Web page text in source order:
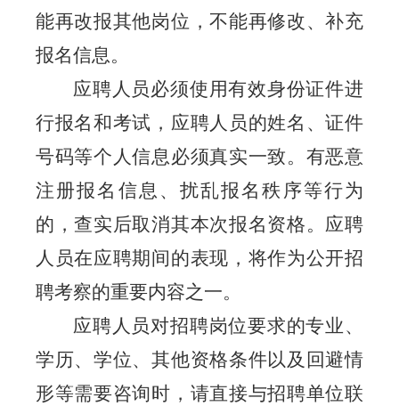
能再改报其他岗位，不能再修改、补充
报名信息。
应聘人员必须使用有效身份证件进
行报名和考试，应聘人员的姓名、证件
号码等个人信息必须真实一致。有恶意
注册报名信息、扰乱报名秩序等行为
的，查实后取消其本次报名资格。应聘
人员在应聘期间的表现，将作为公开招
聘考察的重要内容之一。
应聘人员对招聘岗位要求的专业、
学历、学位、其他资格条件以及回避情
形等需要咨询时，请直接与招聘单位联